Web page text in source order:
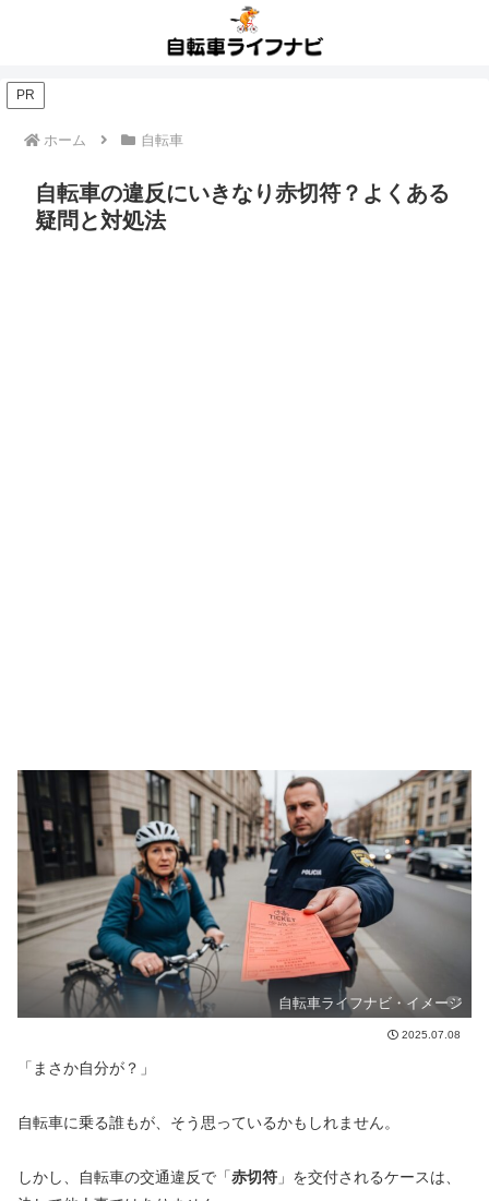
PR
ホーム 自転車
自転車の違反にいきなり赤切符？よくある
疑問と対処法
自転車ライフナビ・イメージ
2025.07.08
「まさか自分が？」
自転車に乗る誰もが、そう思っているかもしれません。
しかし、自転車の交通違反で「赤切符 」を交付されるケースは、